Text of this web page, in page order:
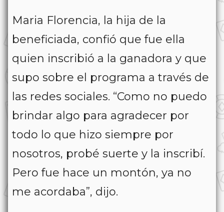
Maria Florencia, la hija de la
beneficiada, confió que fue ella
quien inscribió a la ganadora y que
supo sobre el programa a través de
las redes sociales. “Como no puedo
brindar algo para agradecer por
todo lo que hizo siempre por
nosotros, probé suerte y la inscribí.
Pero fue hace un montón, ya no
me acordaba”, dijo.